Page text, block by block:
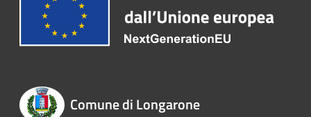
Comune di Longarone